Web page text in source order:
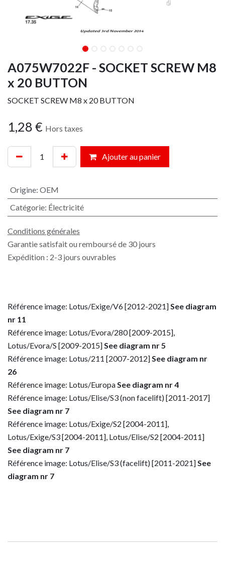
A075W7022F - SOCKET SCREW M8
x 20 BUTTON
SOCKET SCREW M8 x 20 BUTTON
1,28 € Hors taxes
Ajouter au panier
Origine: OEM
Catégorie: Électricité
Conditions générales
Garantie satisfait ou remboursé de 30 jours
Expédition : 2-3 jours ouvrables
Référence image: Lotus/Exige/V6 [2012-2021]See diagram
nr 11
Référence image: Lotus/Evora/280 [2009-2015],
Lotus/Evora/S [2009-2015]See diagram nr 5
Référence image: Lotus/211 [2007-2012]See diagram nr
26
Référence image: Lotus/EuropaSee diagram nr 4
Référence image: Lotus/Elise/S3 (non facelift) [2011-2017]
See diagram nr 7
Référence image: Lotus/Exige/S2 [2004-2011],
Lotus/Exige/S3 [2004-2011], Lotus/Elise/S2 [2004-2011]
See diagram nr 7
Référence image: Lotus/Elise/S3 (facelift) [2011-2021]See
diagram nr 7